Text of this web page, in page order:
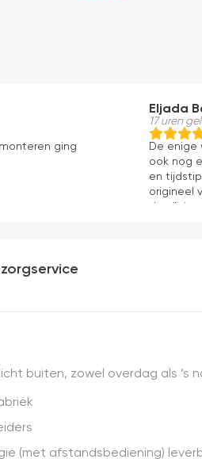
ging
Eljada
17 uren
De enige
ook nog
en
origineel
dan
buiten, zowel overdag als ’s
(met afstandsbediening)